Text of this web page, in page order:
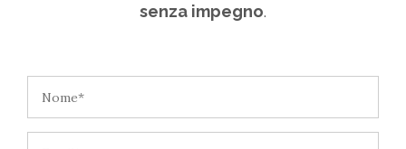
senza impegno.